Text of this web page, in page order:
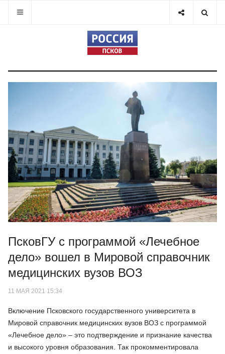
ПсковГУ с программой «Лечебное
дело» вошел в Мировой справочник
медицинских вузов ВОЗ
11 МАЯ 2021 15:34
Включение Псковского государственного университета в
Мировой справочник медицинских вузов ВОЗ с программой
«Лечебное дело» – это подтверждение и признание качества
и высокого уровня образования. Так прокомментировала